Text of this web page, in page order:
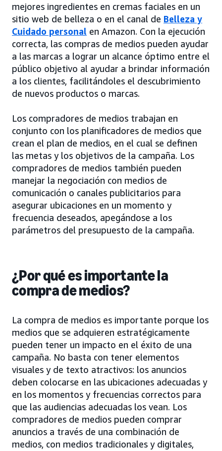
mejores ingredientes en cremas faciales en un
sitio web de belleza o en el canal de Belleza y
Cuidado personal en Amazon. Con la ejecución
correcta, las compras de medios pueden ayudar
a las marcas a lograr un alcance óptimo entre el
público objetivo al ayudar a brindar información
a los clientes, facilitándoles el descubrimiento
de nuevos productos o marcas.
Los compradores de medios trabajan en
conjunto con los planificadores de medios que
crean el plan de medios, en el cual se definen
las metas y los objetivos de la campaña. Los
compradores de medios también pueden
manejar la negociación con medios de
comunicación o canales publicitarios para
asegurar ubicaciones en un momento y
frecuencia deseados, apegándose a los
parámetros del presupuesto de la campaña.
¿Por qué es importante la
compra de medios?
La compra de medios es importante porque los
medios que se adquieren estratégicamente
pueden tener un impacto en el éxito de una
campaña. No basta con tener elementos
visuales y de texto atractivos: los anuncios
deben colocarse en las ubicaciones adecuadas y
en los momentos y frecuencias correctos para
que las audiencias adecuadas los vean. Los
compradores de medios pueden comprar
anuncios a través de una combinación de
medios, con medios tradicionales y digitales,